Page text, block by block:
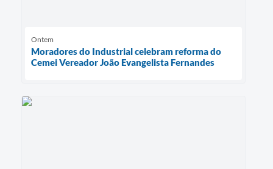
Ontem
Moradores do Industrial celebram reforma do
Cemei Vereador João Evangelista Fernandes